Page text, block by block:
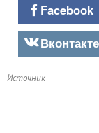
Facebook
Вконтакте
Источник